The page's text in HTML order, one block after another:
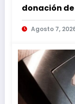
donación
internos
Agosto 7,